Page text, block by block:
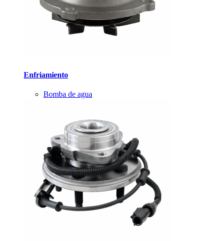
Enfriamiento
Bomba de agua